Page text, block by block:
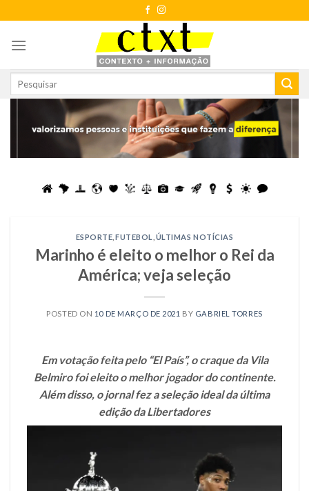
to
content
ESPORTE ,FUTEBOL ÚLTIMAS NOTÍCIAS
Marinho é eleito o melhor o Rei da
América; veja seleção
POSTED ON 10 DE MARÇO DE 2021 BY GABRIEL TORRES
Em votação feita pelo “El País”, o craque da Vila
Belmiro foi eleito o melhor jogador do continente.
Além disso, o jornal fez a seleção ideal da última
edição da Libertadores